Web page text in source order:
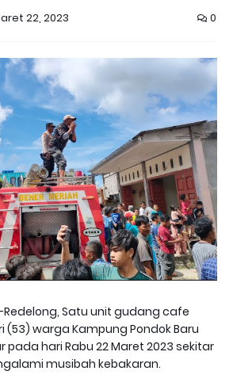
22, 2023 0
Redelong, Satu unit gudang cafe
(53) warga Kampung Pondok Baru
hari Rabu 22 Maret 2023 sekitar
musibah kebakaran.